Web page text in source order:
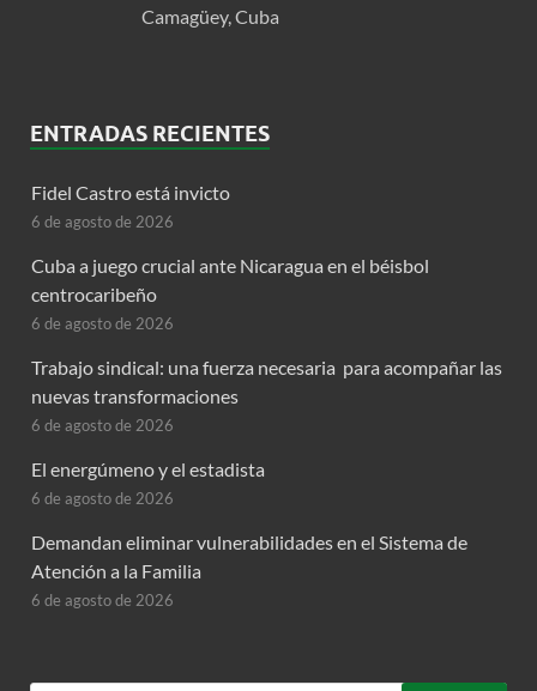
Camagüey, Cuba
ENTRADAS RECIENTES
Fidel Castro está invicto
6 de agosto de 2026
Cuba a juego crucial ante Nicaragua en el béisbol
centrocaribeño
6 de agosto de 2026
Trabajo sindical: una fuerza necesaria para acompañar las
nuevas transformaciones
6 de agosto de 2026
El energúmeno y el estadista
6 de agosto de 2026
Demandan eliminar vulnerabilidades en el Sistema de
Atención a la Familia
6 de agosto de 2026